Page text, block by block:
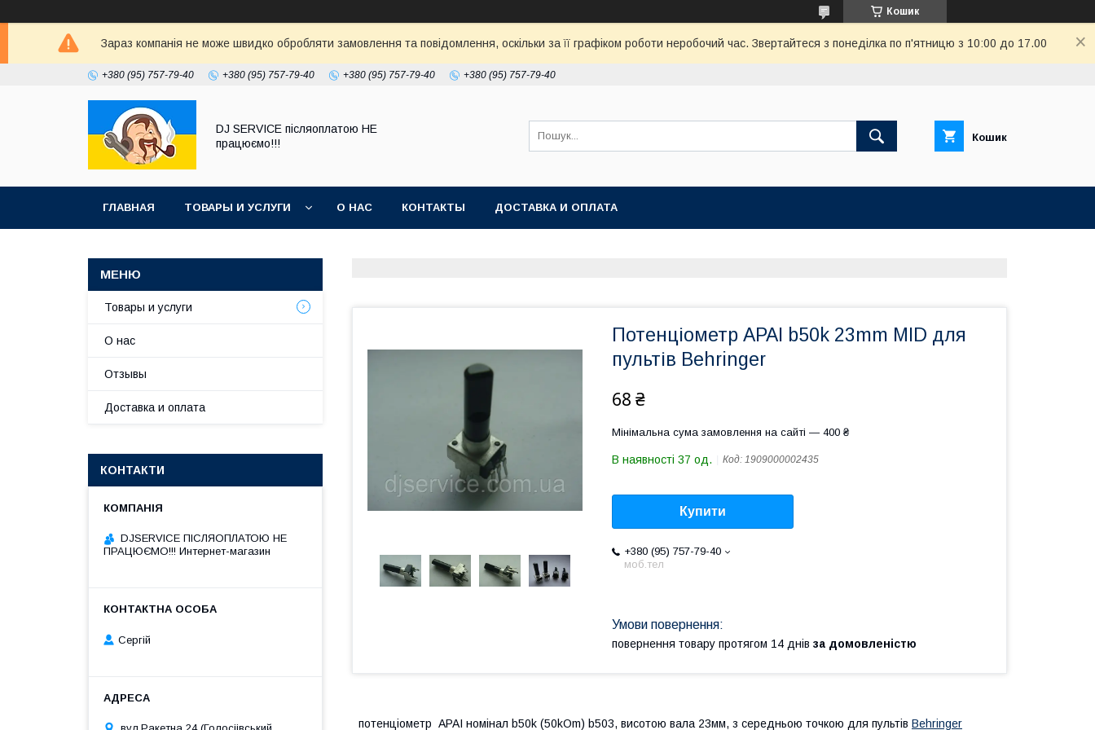
Кошик
Зараз компанія не може швидко обробляти замовлення та повідомлення, оскільки за її графіком роботи неробочий час. Звертайтеся з понеділка по п'ятницю з 10:00 до 17.00
+380 (95) 757-79-40 +380 (95) 757-79-40 +380 (95) 757-79-40 +380 (95) 757-79-40
DJ SERVICE пiсляоплатою НЕ
працюємо!!!
Кошик
ГЛАВНАЯ ТОВАРЫ И УСЛУГИ О НАС КОНТАКТЫ ДОСТАВКА И ОПЛАТА
Потенціометр APAI b50k 23mm MID для
пультів Behringer
68 ₴
Мінімальна сума замовлення на сайті — 400 ₴
В наявності 37 од. Код: 1909000002435
Купити
+380 (95) 757-79-40
моб.тел
повернення товару протягом 14 днів за домовленістю
потенціометр APAI номінал b50k (50kOm) b503, висотою вала 23мм, з середньою точкою для пультів Behringer
Товары и услуги
О нас
Отзывы
Доставка и оплата
КОНТАКТИ
DJSERVICE ПІСЛЯОПЛАТОЮ НЕ
ПРАЦЮЄМО!!! Интернет-магазин
Сергій